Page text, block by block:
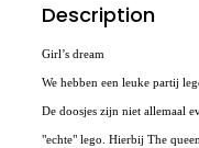
Description
Girl’s dream
We hebben een leuke partij
De doosjes zijn niet allemaal
"echte" lego. Hierbij The